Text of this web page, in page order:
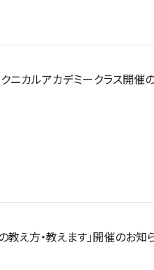
ニカルアカデミークラス開催
教え方・教えます」開催のお知